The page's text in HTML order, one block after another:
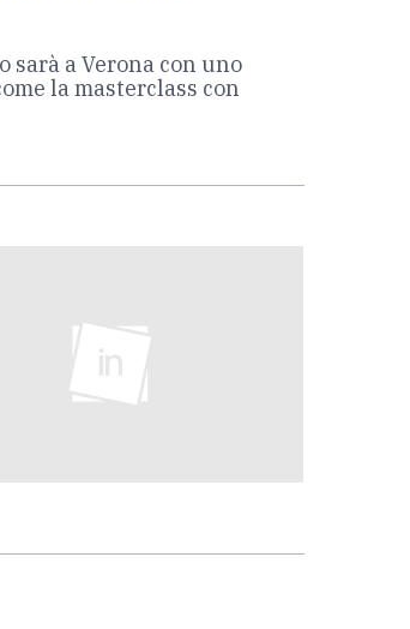
sarà a Verona con uno
la masterclass con